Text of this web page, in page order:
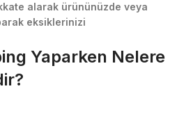
alarak ürününüzde veya
eksiklerinizi
Yaparken Nelere